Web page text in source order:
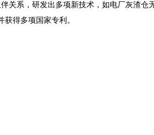
关系，研发出多项新技术，如电厂灰渣
得多项国家专利。